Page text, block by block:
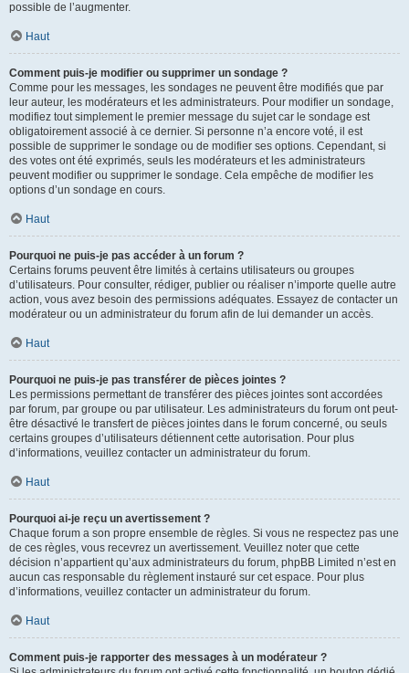
possible de l’augmenter.
Haut
Comment puis-je modifier ou supprimer un sondage ?
Comme pour les messages, les sondages ne peuvent être modifiés que par
leur auteur, les modérateurs et les administrateurs. Pour modifier un sondage,
modifiez tout simplement le premier message du sujet car le sondage est
obligatoirement associé à ce dernier. Si personne n’a encore voté, il est
possible de supprimer le sondage ou de modifier ses options. Cependant, si
des votes ont été exprimés, seuls les modérateurs et les administrateurs
peuvent modifier ou supprimer le sondage. Cela empêche de modifier les
options d’un sondage en cours.
Haut
Pourquoi ne puis-je pas accéder à un forum ?
Certains forums peuvent être limités à certains utilisateurs ou groupes
d’utilisateurs. Pour consulter, rédiger, publier ou réaliser n’importe quelle autre
action, vous avez besoin des permissions adéquates. Essayez de contacter un
modérateur ou un administrateur du forum afin de lui demander un accès.
Haut
Pourquoi ne puis-je pas transférer de pièces jointes ?
Les permissions permettant de transférer des pièces jointes sont accordées
par forum, par groupe ou par utilisateur. Les administrateurs du forum ont peut-
être désactivé le transfert de pièces jointes dans le forum concerné, ou seuls
certains groupes d’utilisateurs détiennent cette autorisation. Pour plus
d’informations, veuillez contacter un administrateur du forum.
Haut
Pourquoi ai-je reçu un avertissement ?
Chaque forum a son propre ensemble de règles. Si vous ne respectez pas une
de ces règles, vous recevrez un avertissement. Veuillez noter que cette
décision n’appartient qu’aux administrateurs du forum, phpBB Limited n’est en
aucun cas responsable du règlement instauré sur cet espace. Pour plus
d’informations, veuillez contacter un administrateur du forum.
Haut
Comment puis-je rapporter des messages à un modérateur ?